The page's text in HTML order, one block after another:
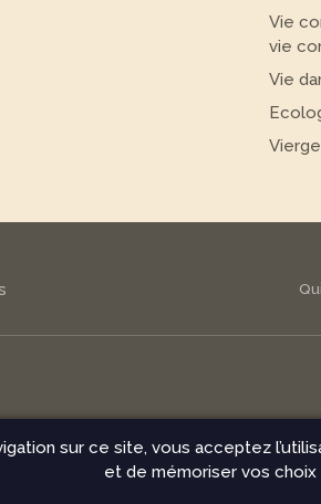
Vie
vie
Vie
Mentions légales Conditions de vente
sur ce site, vous acceptez
et de mémoriser vos